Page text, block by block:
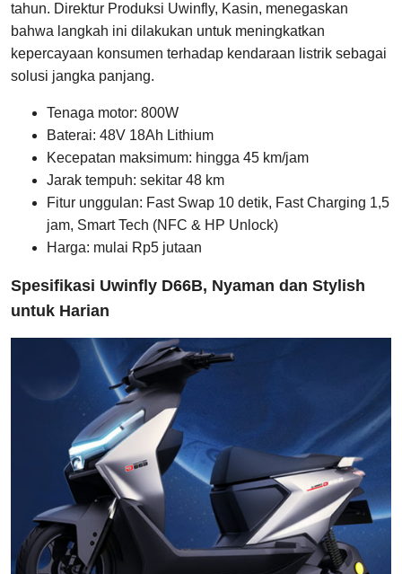
tahun. Direktur Produksi Uwinfly, Kasin, menegaskan
bahwa langkah ini dilakukan untuk meningkatkan
kepercayaan konsumen terhadap kendaraan listrik sebagai
solusi jangka panjang.
Tenaga motor: 800W
Baterai: 48V 18Ah Lithium
Kecepatan maksimum: hingga 45 km/jam
Jarak tempuh: sekitar 48 km
Fitur unggulan: Fast Swap 10 detik, Fast Charging 1,5
jam, Smart Tech (NFC & HP Unlock)
Harga: mulai Rp5 jutaan
Spesifikasi Uwinfly D66B, Nyaman dan Stylish
untuk Harian